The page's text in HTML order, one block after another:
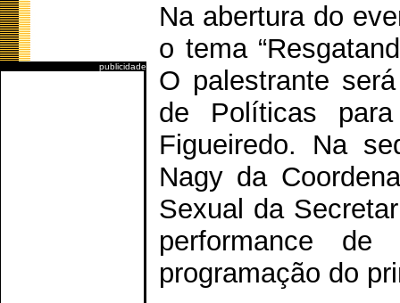
publicidade
Na abertura do
o tema
O palestrante
de Políticas
Figueiredo. Na
Nagy da
Sexual da
performance
programação do